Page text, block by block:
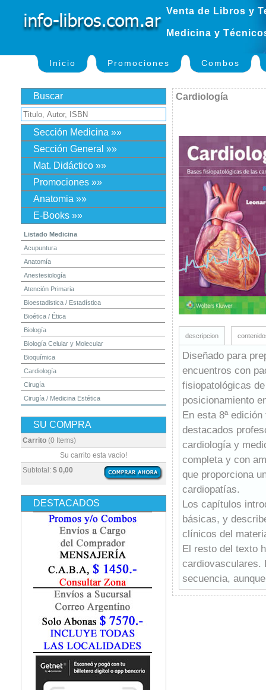
Venta de Libros y
Medicina y
Inicio Promociones Combos
Buscar
Sección Medicina »»
Sección General »»
Mat. Didáctico »»
Promociones »»
Anatomia »»
E-Books »»
Listado Medicina
Acupuntura
Anatomía
Anestesiología
Atención Primaria
Bioestadistica / Estadística
Bioética / Ética
Biología
Biología Celular y Molecular
Bioquímica
Cardiología
Cirugía
Cirugía / Medicina Estética
Dermatología
Diagnóstico por Imagen / Radiología
Embriología
Enfermería
Epidemiología
Farmacia / Farmacología
Fisiatría / Kinesiología
Fisiología / Fisiopatología
Fonoaudiología
Gastroenterología
Geriatría
Ginecología / Obstetricia
Hematología
Histología
Homeopatía
Infectología
SU COMPRA
Carrito (0 Items)
Subtotal: $ 0,00
Su carrito esta vacio!
DESTACADOS
Cardiología
descripcion
Diseñado para
encuentros con
fisiopatológicas
posicionamiento
En esta 8ª
destacados
cardiología y
completa y con
que proporciona
cardiopatías.
Los capítulos
básicas, y
clínicos del
El resto del texto
cardiovasculares.
secuencia,
utilizarse fuera de